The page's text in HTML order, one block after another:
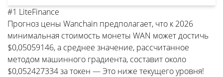
#1 LiteFinance
Прогноз цены Wanchain предполагает, что к 2026
минимальная стоимость монеты WAN может достичь
$0,05059146, а среднее значение, рассчитанное
методом машинного градиента, составит около
$0,052427334 за токен — Это ниже текущего уровня!